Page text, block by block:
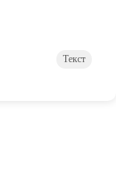
Текст